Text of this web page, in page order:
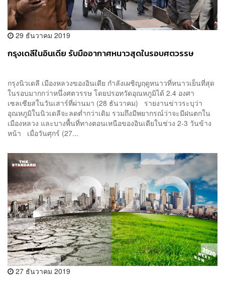
29 ธันวาคม 2019
กรุงเดลีในอินเดีย รับมืออากาศหนาวสุดในรอบศตวรรษ
กรุงนิวเดลี เมืองหลวงของอินเดีย กำลังเผชิญฤดูหนาวที่หนาวเย็นที่สุด
ในรอบมากกว่าหนึ่งศตวรรษ โดยปรอทวัดอุณหภูมิได้ 2.4 องศา
เซลเซียสในวันเสาร์ที่ผ่านมา (28 ธันวาคม) รายงานข่าวระบุว่า
อุณหภูมิในนิวเดลีจะลดต่ำกว่าเดิม รวมถึงมีพยากรณ์ว่าจะมีฝนตกใน
เมืองหลวง และบางพื้นที่ทางตอนเหนือของอินเดียในช่วง 2-3 วันข้าง
หน้า เมื่อวันศุกร์ (27...
27 ธันวาคม 2019